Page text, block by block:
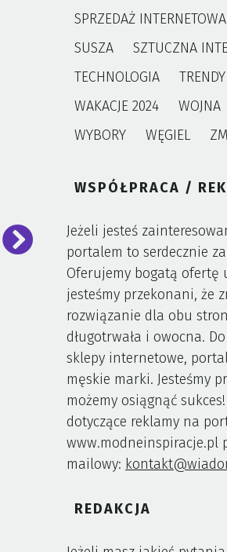
SPRZEDAŻ INTERNETOWA
SUSZA
SZTUCZNA
TECHNOLOGIA
TRENDY
WAKACJE 2024
WOJNA
WYBORY
WĘGIEL
WSPÓŁPRACA /
Jeżeli jesteś
portalem to serdecznie
Oferujemy bogatą ofertę
jesteśmy przekonani, że
rozwiązanie dla obu
długotrwała i owocna.
sklepy internetowe,
męskie marki. Jesteśmy
możemy osiągnąć
dotyczące reklamy na
www.modneinspiracje.pl
mailowy:
REDAKCJA